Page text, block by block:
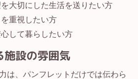
大切にした生活を送りたい方
重視したい方
して暮らしたい方
施設の雰囲気
は、パンフレットだけでは伝わら